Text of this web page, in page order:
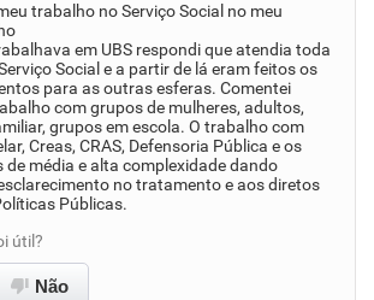
trabalho no Serviço Social no meu
em UBS respondi que atendia toda
Social e a partir de lá eram feitos os
para as outras esferas. Comentei
com grupos de mulheres, adultos,
grupos em escola. O trabalho com
Creas, CRAS, Defensoria Pública e os
média e alta complexidade dando
no tratamento e aos diretos
Públicas.
útil?
Não